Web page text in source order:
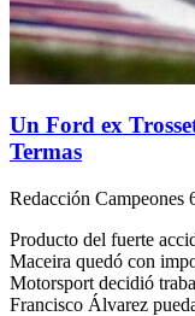
Un Ford ex
Termas
Redacción Campeones
Producto del fuerte
Maceira quedó con
Motorsport decidió
Francisco Álvarez